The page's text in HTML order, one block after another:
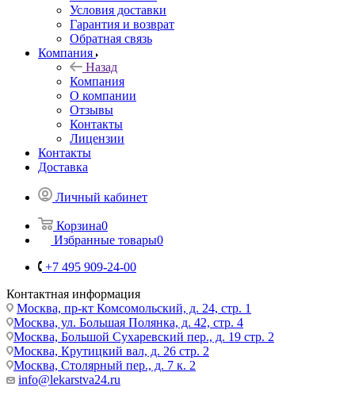
Условия доставки
Гарантия и возврат
Обратная связь
Компания
Назад
Компания
О компании
Отзывы
Контакты
Лицензии
Контакты
Доставка
Личный кабинет
Корзина0
Избранные товары0
+7 495 909-24-00
Контактная информация
Москва, пр-кт Комсомольский, д. 24, стр. 1
Москва, ул. Большая Полянка, д. 42, стр. 4
Москва, Большой Сухаревский пер., д. 19 стр. 2
Москва, Крутицкий вал, д. 26 стр. 2
Москва, Столярный пер., д. 7 к. 2
info@lekarstva24.ru